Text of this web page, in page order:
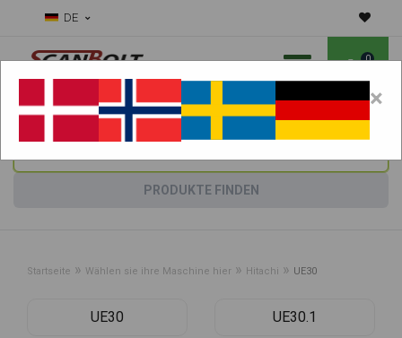
DE
0
Benötigen Sie Hilfe bei Verschleißteilen?Maschine wählen:
PRODUKTE FINDEN
Startseite » Wählen sie ihre Maschine hier » Hitachi » UE30
UE30 UE30.1
×